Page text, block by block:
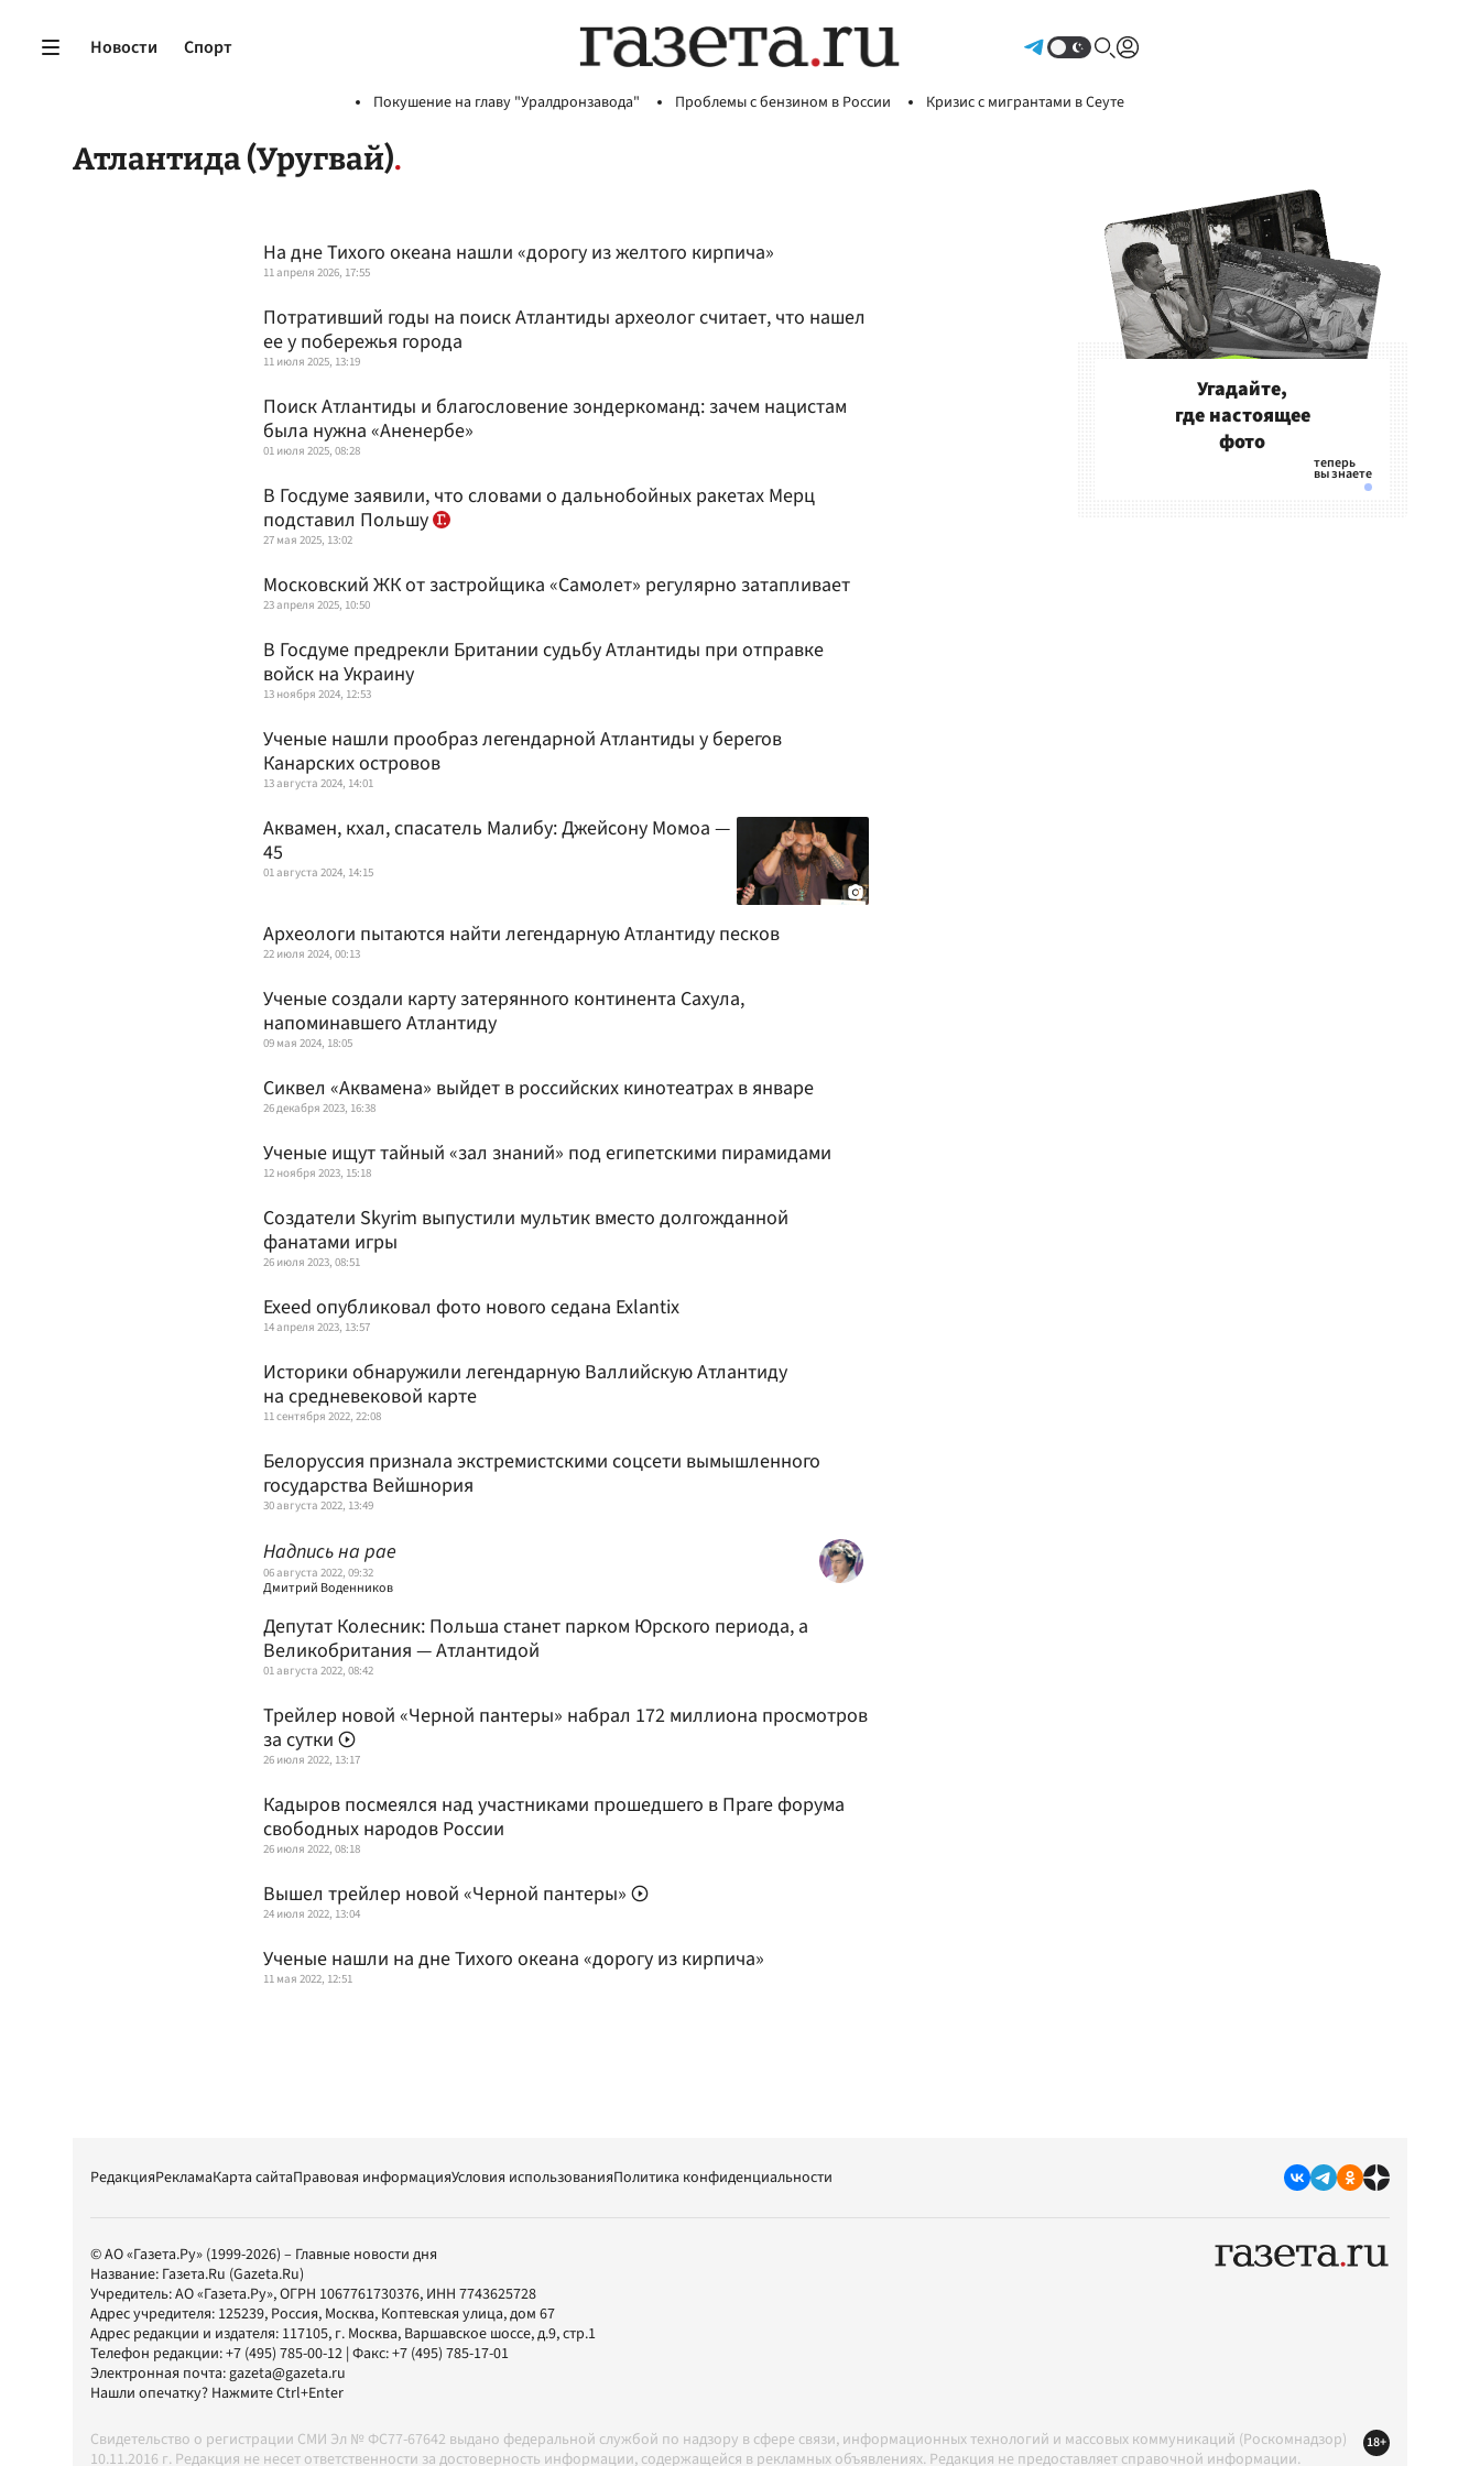
Новости Спорт
Покушение на главу "Уралдронзавода" Проблемы с бензином в России Кризис с мигрантами в Сеуте
Атлантида (Уругвай)
На дне Тихого океана нашли «дорогу из желтого кирпича»
11 апреля 2026, 17:55
Потративший годы на поиск Атлантиды археолог считает, что нашел
ее у побережья города
11 июля 2025, 13:19
Поиск Атлантиды и благословение зондеркоманд: зачем нацистам
была нужна «Аненербе»
01 июля 2025, 08:28
В Госдуме заявили, что словами о дальнобойных ракетах Мерц
подставил Польшу
27 мая 2025, 13:02
Московский ЖК от застройщика «Самолет» регулярно затапливает
23 апреля 2025, 10:50
В Госдуме предрекли Британии судьбу Атлантиды при отправке
войск на Украину
13 ноября 2024, 12:53
Ученые нашли прообраз легендарной Атлантиды у берегов
Канарских островов
13 августа 2024, 14:01
Аквамен, кхал, спасатель Малибу: Джейсону Момоа —
45
01 августа 2024, 14:15
Археологи пытаются найти легендарную Атлантиду песков
22 июля 2024, 00:13
Ученые создали карту затерянного континента Сахула,
напоминавшего Атлантиду
09 мая 2024, 18:05
Сиквел «Аквамена» выйдет в российских кинотеатрах в январе
26 декабря 2023, 16:38
Ученые ищут тайный «зал знаний» под египетскими пирамидами
12 ноября 2023, 15:18
Создатели Skyrim выпустили мультик вместо долгожданной
фанатами игры
26 июля 2023, 08:51
Exeed опубликовал фото нового седана Exlantix
14 апреля 2023, 13:57
Историки обнаружили легендарную Валлийскую Атлантиду
на средневековой карте
11 сентября 2022, 22:08
Белоруссия признала экстремистскими соцсети вымышленного
государства Вейшнория
30 августа 2022, 13:49
Надпись на рае
06 августа 2022, 09:32
Дмитрий Воденников
Депутат Колесник: Польша станет парком Юрского периода, а
Великобритания — Атлантидой
01 августа 2022, 08:42
Трейлер новой «Черной пантеры» набрал 172 миллиона просмотров
за сутки
26 июля 2022, 13:17
Кадыров посмеялся над участниками прошедшего в Праге форума
свободных народов России
26 июля 2022, 08:18
Вышел трейлер новой «Черной пантеры»
24 июля 2022, 13:04
Ученые нашли на дне Тихого океана «дорогу из кирпича»
11 мая 2022, 12:51
Угадайте,
где настоящее
фото
РедакцияРекламаКарта сайтаПравовая информацияУсловия использованияПолитика конфиденциальности
© АО «Газета.Ру» (1999-2026) – Главные новости дня
Название: Газета.Ru (Gazeta.Ru)
Учредитель:АО «Газета.Ру», ОГРН 1067761730376, ИНН 7743625728
Адрес учредителя: 125239, Россия, Москва, Коптевская улица, дом 67
Адрес редакции и издателя: 117105, г. Москва, Варшавское шоссе, д.9, стр.1
Телефон редакции:+7 (495) 785-00-12 | Факс:+7 (495) 785-17-01
Электронная почта:gazeta@gazeta.ru
Нашли опечатку? Нажмите Ctrl+Enter
Свидетельство о регистрации СМИ Эл № ФС77-67642 выдано федеральной службой по надзору в сфере связи, информационных технологий и массовых коммуникаций (Роскомнадзор)
10.11.2016 г. Редакция не несет ответственности за достоверность информации, содержащейся в рекламных объявлениях. Редакция не предоставляет справочной информации.
18+